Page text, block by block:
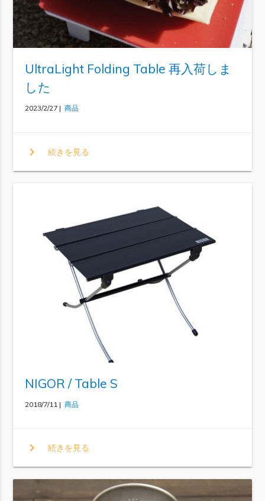
UltraLight Folding Table 再入荷しま
した
2023/2/27 | 商品
chevron_right 続きを見る
NIGOR / Table S
2018/7/11 | 商品
chevron_right 続きを見る